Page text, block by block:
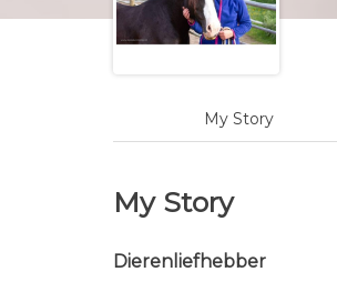
My Story
My Story
Dierenliefhebber